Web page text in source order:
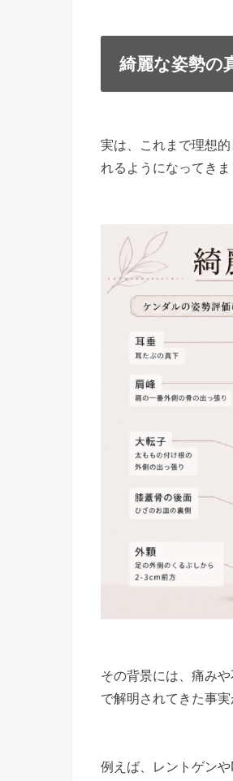
綺麗な姿勢の
実は、これまで理想
れるようになってきま
その背景には、痛み
で解明されてきた事実
例えば、レントゲン